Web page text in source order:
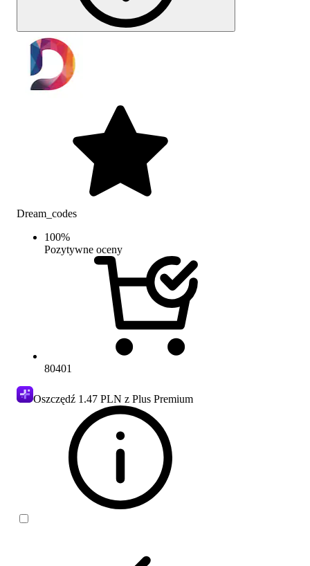
Dream_codes
100%
Pozytywne oceny
80401
Oszczędź 1.47 PLN z Plus Premium